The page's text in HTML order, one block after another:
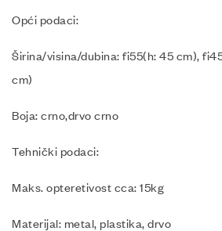
Opći podaci:
Širina/visina/dubina: fi55(h: 45 cm),
cm)
Boja: crno,drvo crno
Tehnički podaci:
Maks. opteretivost cca: 15kg
Materijal: metal, plastika, drvo